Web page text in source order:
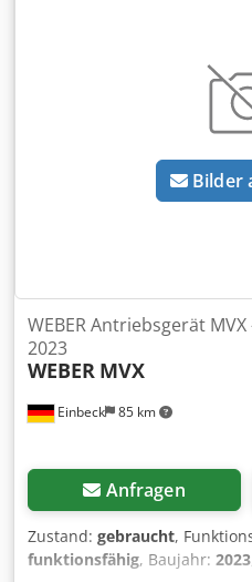
gerne für aktuelle Fotos -
nach Vereinbarung möglich
EXW Einbeck | Lieferung auf
Bilder
Einbeck 85 km
WEBER Antriebsgerät
2023
WEBER MVX
Anfragen
Zustand: gebraucht,
funktionsfähig, Baujahr: 2023